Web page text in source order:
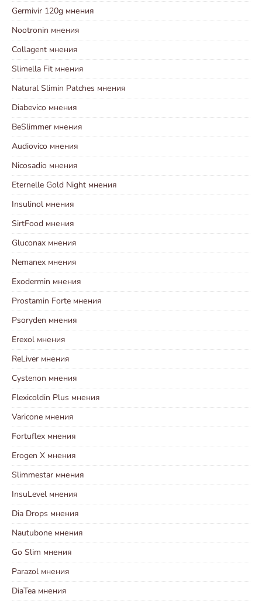
Germivir 120g мнения
Nootronin мнения
Collagent мнения
Slimella Fit мнения
Natural Slimin Patches мнения
Diabevico мнения
BeSlimmer мнения
Audiovico мнения
Nicosadio мнения
Eternelle Gold Night мнения
Insulinol мнения
SirtFood мнения
Gluconax мнения
Nemanex мнения
Exodermin мнения
Prostamin Forte мнения
Psoryden мнения
Erexol мнения
ReLiver мнения
Cystenon мнения
Flexicoldin Plus мнения
Varicone мнения
Fortuflex мнения
Erogen X мнения
Slimmestar мнения
InsuLevel мнения
Dia Drops мнения
Nautubone мнения
Go Slim мнения
Parazol мнения
DiaTea мнения